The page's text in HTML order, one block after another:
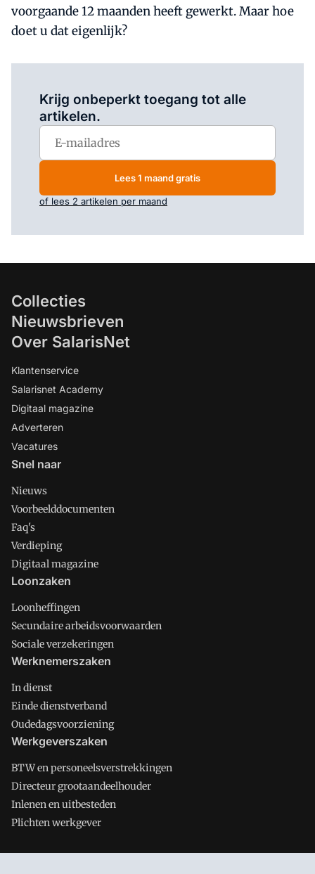
voorgaande 12 maanden heeft gewerkt. Maar hoe
doet u dat eigenlijk?
Krijg onbeperkt toegang tot alle
artikelen.
Lees 1 maand gratis
of lees 2 artikelen per maand
Collecties
Nieuwsbrieven
Over SalarisNet
Klantenservice
Salarisnet Academy
Digitaal magazine
Adverteren
Vacatures
Snel naar
Nieuws
Voorbeelddocumenten
Faq's
Verdieping
Digitaal magazine
Loonzaken
Loonheffingen
Secundaire arbeidsvoorwaarden
Sociale verzekeringen
Werknemerszaken
In dienst
Einde dienstverband
Oudedagsvoorziening
Werkgeverszaken
BTW en personeelsverstrekkingen
Directeur grootaandeelhouder
Inlenen en uitbesteden
Plichten werkgever